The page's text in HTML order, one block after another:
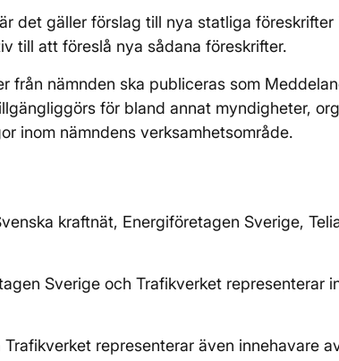
det gäller förslag till nya statliga föreskrifter
till att föreslå nya sådana föreskrifter.
från nämnden ska publiceras som
för bland annat myndigheter,
inom nämndens verksamhetsområde.
kraftnät, Energiföretagen Sverige,
Sverige och Trafikverket representerar
representerar även innehavare